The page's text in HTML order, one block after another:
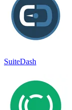
SuiteDash